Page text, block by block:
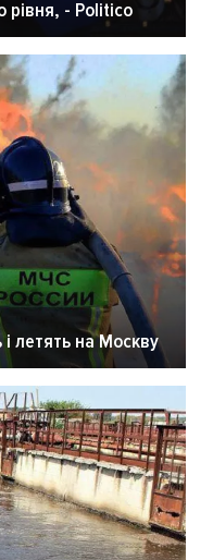
рівня, - Politico
летять на Москву